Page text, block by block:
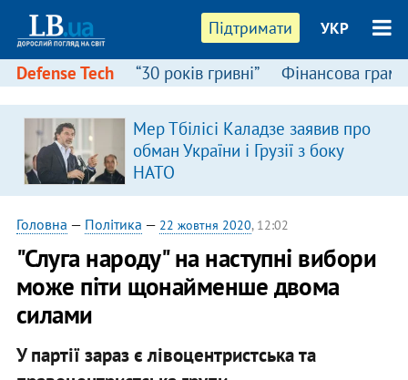
Підтримати УКР
Defense Tech “30 років гривні” Фінансова
Мер Тбілісі Каладзе заявив про
обман України і Грузії з боку
НАТО
Головна — Політика — 22 жовтня 2020, 12:02
"Слуга народу" на наступні вибори
може піти щонайменше двома
силами
У партії зараз є лівоцентристська та